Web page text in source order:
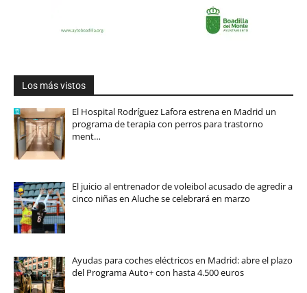
Los más vistos
El Hospital Rodríguez Lafora estrena en Madrid un
programa de terapia con perros para trastorno
ment…
El juicio al entrenador de voleibol acusado de agredir a
cinco niñas en Aluche se celebrará en marzo
Ayudas para coches eléctricos en Madrid: abre el plazo
del Programa Auto+ con hasta 4.500 euros